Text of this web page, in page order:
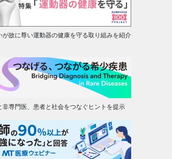
が故に尊い運動器の健康を守る取り組みを紹介
非専門医、患者と社会をつなぐヒントを提示